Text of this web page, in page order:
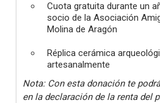
Cuota gratuita durante un
socio de la Asociación
Molina de Aragón
Réplica cerámica
artesanalmente
Nota: Con esta donación te
en la declaración de la renta del